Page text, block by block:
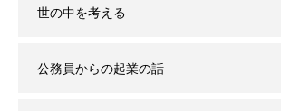
世の中を考える
公務員からの起業の話